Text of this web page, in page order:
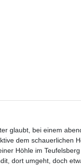
glaubt, bei einem
dem schauerlichen
Höhle im
dort umgeht, doch